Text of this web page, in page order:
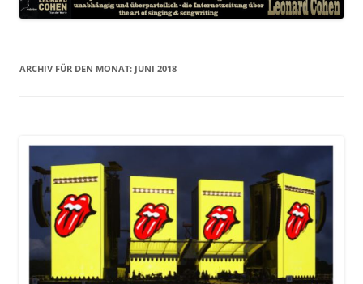
ARCHIV FÜR DEN MONAT: JUNI 2018